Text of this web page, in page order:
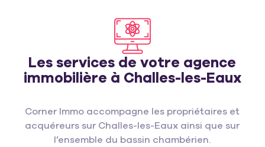
Les services de votre agence
immobilière à Challes-les-Eaux
Corner Immo accompagne les propriétaires et
acquéreurs sur Challes-les-Eaux ainsi que sur
l’ensemble du bassin chambérien.